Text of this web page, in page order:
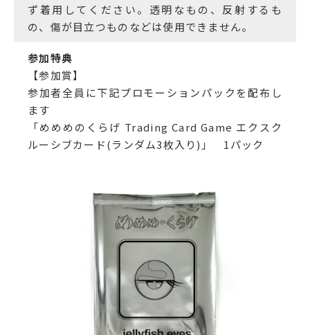
ず着用してください。透明なもの、反射するも
の、傷が目立つものなどは使用できません。
参加特典
【参加賞】
参加者全員に下記プロモーションパックを配布し
ます
「めめめのくらげ Trading Card Game エクスク
ルーシブカード(ランダム3枚入り)」 1パック